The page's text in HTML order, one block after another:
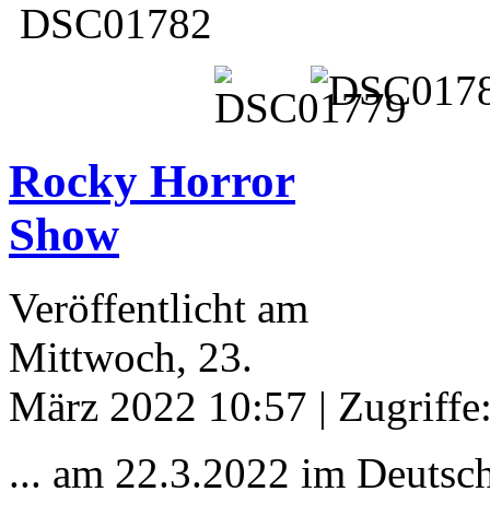
Rocky Horror
Show
Veröffentlicht am
Mittwoch, 23.
März 2022 10:57 |
... am 22.3.2022 im